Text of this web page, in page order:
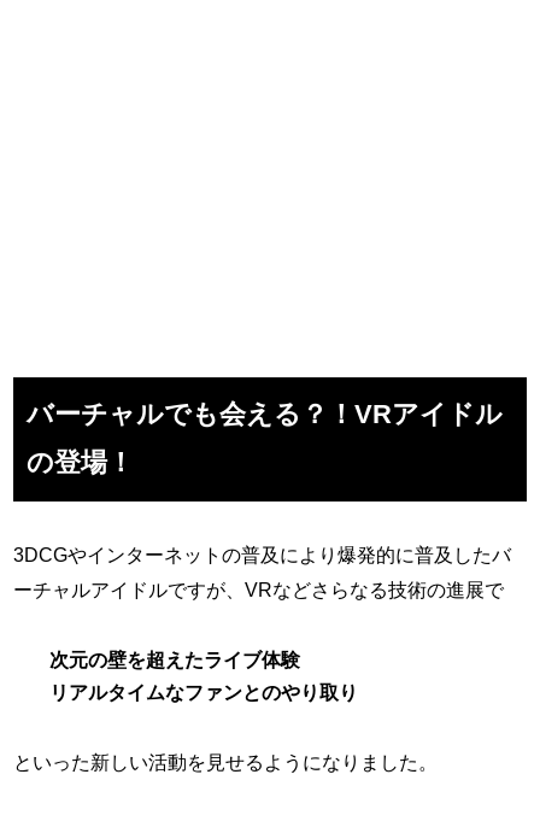
バーチャルでも会える？！VRアイドル
の登場！
3DCGやインターネットの普及により爆発的に普及したバ
ーチャルアイドルですが、VRなどさらなる技術の進展で
次元の壁を超えたライブ体験
リアルタイムなファンとのやり取り
といった新しい活動を見せるようになりました。